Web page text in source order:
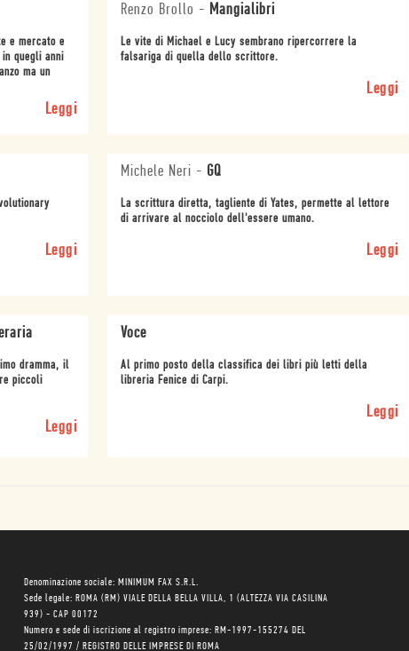
e mercato e
quegli anni
ma un
Leggi
Renzo Brollo - Mangialibri
Le vite di Michael e Lucy sembrano ripercorrere la
falsariga di quella dello scrittore.
Leggi
Leggi
Michele Neri - GQ
La scrittura diretta, tagliente di Yates, permette al lettore
di arrivare al nocciolo dell'essere umano.
Leggi
dramma, il
piccoli
Leggi
Voce
Al primo posto della classifica dei libri più letti della
libreria Fenice di Carpi.
Leggi
Denominazione sociale: MINIMUM FAX S.R.L.
Sede legale: ROMA (RM) VIALE DELLA BELLA VILLA, 1 (ALTEZZA VIA CASILINA
939) - CAP 00172
Numero e sede di iscrizione al registro imprese: RM-1997-155274 DEL
25/02/1997 / REGISTRO DELLE IMPRESE DI ROMA